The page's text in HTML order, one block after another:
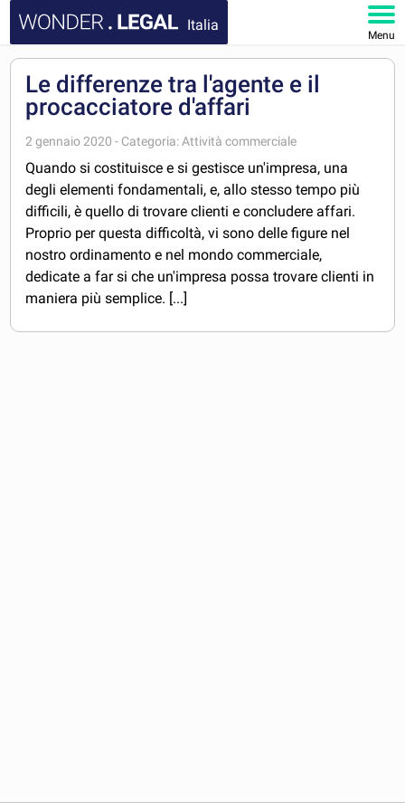
Italia
Menu
DOCUMENTI
FAQ
IL MIO ACCOUNT
Le differenze tra l'agente e il
procacciatore d'affari
2 gennaio 2020 - Categoria: Attività commerciale
Quando si costituisce e si gestisce un'impresa, una
degli elementi fondamentali, e, allo stesso tempo più
difficili, è quello di trovare clienti e concludere affari.
Proprio per questa difficoltà, vi sono delle figure nel
nostro ordinamento e nel mondo commerciale,
dedicate a far si che un'impresa possa trovare clienti in
maniera più semplice. [...]